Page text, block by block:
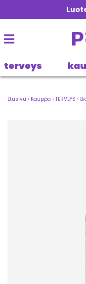
terveys
Etusivu › Kauppa › TERVEYS ›